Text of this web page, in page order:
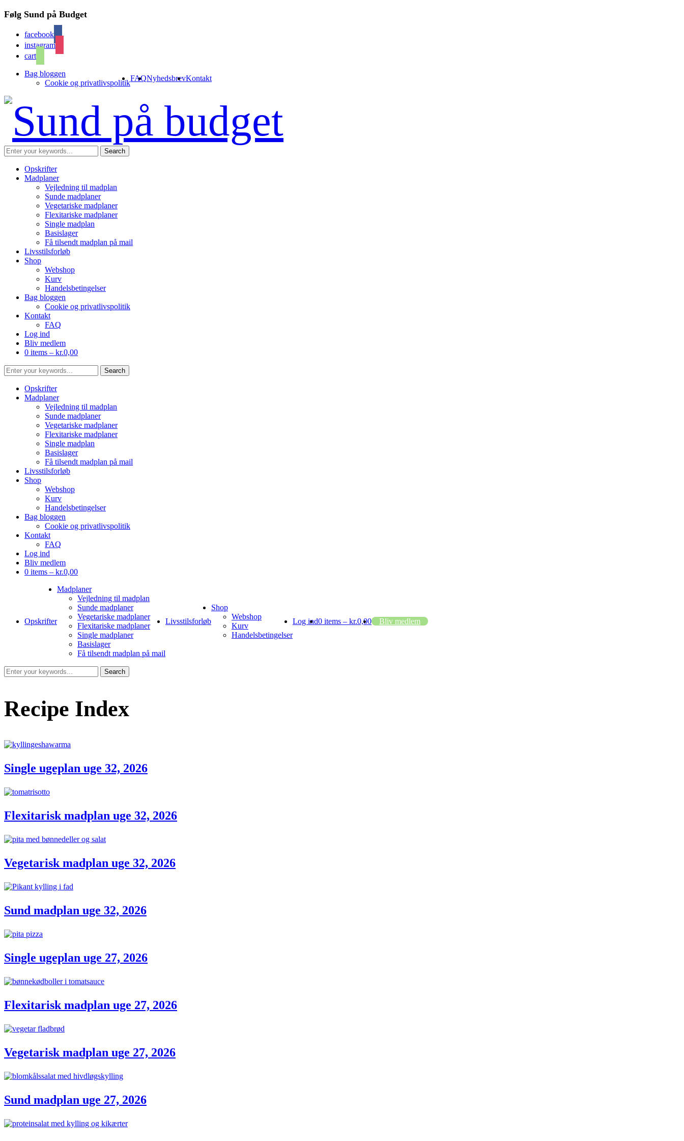
Følg Sund på Budget
facebook
instagram
cart
Bag bloggen
Cookie og privatlivspolitik
FAQNyhedsbrevKontakt
Opskrifter
Madplaner
Vejledning til madplan
Sunde madplaner
Vegetariske madplaner
Flexitariske madplaner
Single madplan
Basislager
Få tilsendt madplan på mail
Livsstilsforløb
Shop
Webshop
Kurv
Handelsbetingelser
Bag bloggen
Cookie og privatlivspolitik
Kontakt
FAQ
Log ind
Bliv medlem
0 items – kr.0,00
Opskrifter
Madplaner
Vejledning til madplan
Sunde madplaner
Vegetariske madplaner
Flexitariske madplaner
Single madplan
Basislager
Få tilsendt madplan på mail
Livsstilsforløb
Shop
Webshop
Kurv
Handelsbetingelser
Bag bloggen
Cookie og privatlivspolitik
Kontakt
FAQ
Log ind
Bliv medlem
0 items – kr.0,00
Opskrifter
Madplaner
Vejledning til madplan
Sunde madplaner
Vegetariske madplaner
Flexitariske madplaner
Single madplaner
Basislager
Få tilsendt madplan på mail
Livsstilsforløb
Shop
Webshop
Kurv
Handelsbetingelser
Log ind Bliv medlem
0 items – kr.0,00
Recipe Index
Single ugeplan uge 32, 2026
Flexitarisk madplan uge 32, 2026
Vegetarisk madplan uge 32, 2026
Sund madplan uge 32, 2026
Single ugeplan uge 27, 2026
Flexitarisk madplan uge 27, 2026
Vegetarisk madplan uge 27, 2026
Sund madplan uge 27, 2026